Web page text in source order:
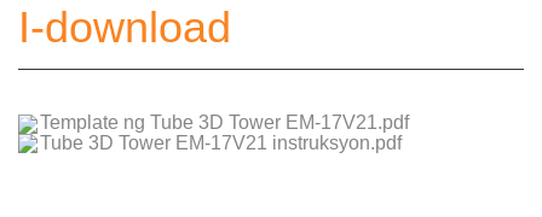
I-download
Template ng Tube 3D Tower EM-17V21.pdf
Tube 3D Tower EM-17V21 instruksyon.pdf